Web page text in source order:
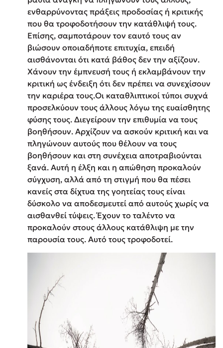
ενθαρρύνοντας πράξεις προδοσίας ή κριτικής
που θα τροφοδοτήσουν την κατάθλιψή τους.
Επίσης, σαμποτάρουν τον εαυτό τους αν
βιώσουν οποιαδήποτε επιτυχία, επειδή
αισθάνονται ότι κατά βάθος δεν την αξίζουν.
Χάνουν την έμπνευσή τους ή εκλαμβάνουν την
κριτική ως ένδειξη ότι δεν πρέπει να συνεχίσουν
την καριέρα τους.Οι καταθλιπτικοί τύποι συχνά
προσελκύουν τους άλλους λόγω της ευαίσθητης
φύσης τους. Διεγείρουν την επιθυμία να τους
βοηθήσουν. Aρχίζουν να ασκούν κριτική και να
πληγώνουν αυτούς που θέλουν να τους
βοηθήσουν και στη συνέχεια αποτραβιούνται
ξανά. Αυτή η έλξη και η απώθηση προκαλούν
σύγχυση, αλλά από τη στιγμή που θα πέσει
κανείς στα δίχτυα της γοητείας τους είναι
δύσκολο να αποδεσμευτεί από αυτούς χωρίς να
αισθανθεί τύψεις. Έχουν το ταλέντο να
προκαλούν στους άλλους κατάθλιψη με την
παρουσία τους. Αυτό τους τροφοδοτεί.